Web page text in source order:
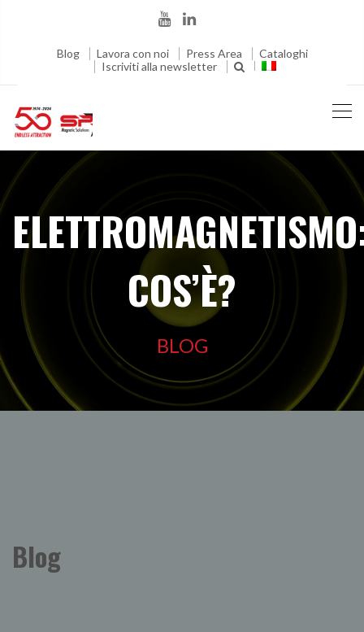
Blog Lavora con noi Press Area
Cataloghi
Iscriviti alla newsletter
COS’È?
BLOG
Blog